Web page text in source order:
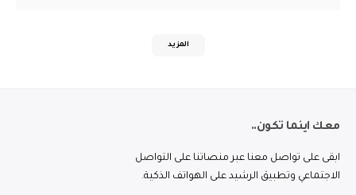
المزيد
معك اينما تكون..
ابقى على تواصل معنا عبر منصاتنا على التواصل
الاجتماعي وتطبيق الرشيد على الهواتف الذكية.